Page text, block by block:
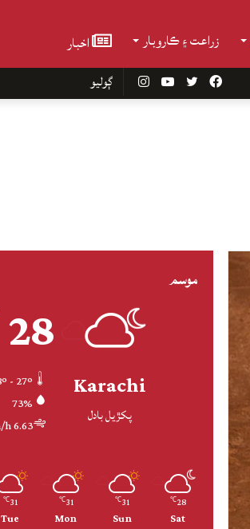
زراعت ۽ ڪاروبار اخبار
InstagramYouTube Twitter
Facebook
موسم
Karachi
پکڙيل بادل
28
73%
6.63 km/h
28
℃
Sat
31
℃
Sun
31
℃
Mon
31
℃
Tue